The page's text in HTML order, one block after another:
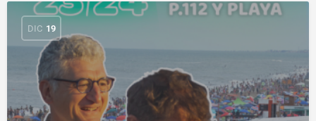
DIC 19